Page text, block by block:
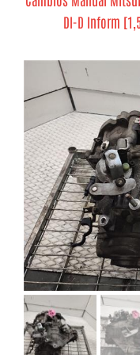
DI-D Inform